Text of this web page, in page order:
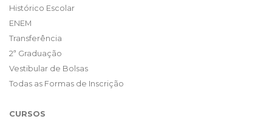
Histórico Escolar
ENEM
Transferência
2ª Graduação
Vestibular de Bolsas
Todas as Formas de Inscrição
CURSOS